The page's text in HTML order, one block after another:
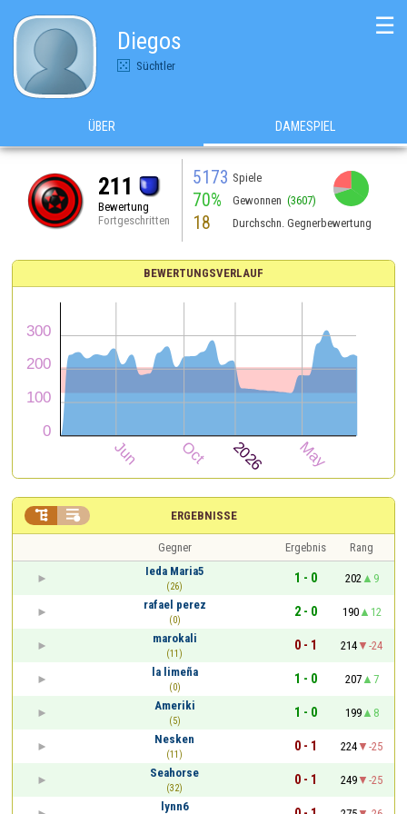
Diegos
Süchtler
☰
ÜBER DAMESPIEL
211
Bewertung
Fortgeschritten
5173 Spiele
70% Gewonnen (3607)
18 Durchschn. Gegnerbewertung
BEWERTUNGSVERLAUF
ERGEBNISSE
 
Gegner Ergebnis
Rang
Ieda Maria5
(26)
1 - 0 202
9
rafael perez
(0)
2 - 0 190
12
marokali
(11)
0 - 1 214
-24
la limeña
(0)
1 - 0 207
7
Ameriki
(5)
1 - 0 199
8
Nesken
(11)
0 - 1 224
-25
Seahorse
(32)
0 - 1 249
-25
lynn6